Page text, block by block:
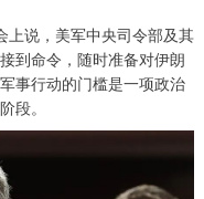
上说，美军中央司令部及其
到命令，随时准备对伊朗
事行动的门槛是一项政治
段。